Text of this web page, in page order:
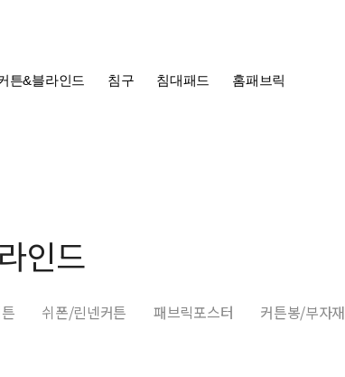
튼&블라인드 침구 침대패드 홈패브릭
인드
쉬폰/린넨커튼 패브릭포스터 커튼봉/부자재